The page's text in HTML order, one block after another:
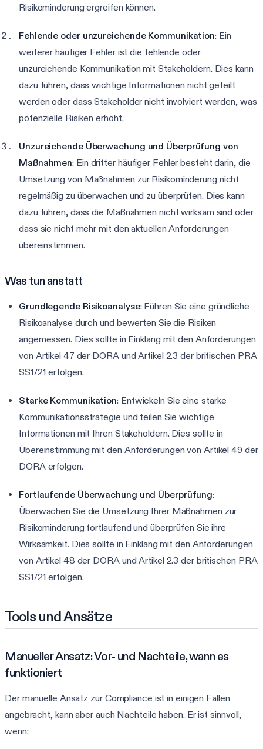
Risikominderung ergreifen können.
Fehlende oder unzureichende Kommunikation: Ein
weiterer häufiger Fehler ist die fehlende oder
unzureichende Kommunikation mit Stakeholdern. Dies kann
dazu führen, dass wichtige Informationen nicht geteilt
werden oder dass Stakeholder nicht involviert werden, was
potenzielle Risiken erhöht.
Unzureichende Überwachung und Überprüfung von
Maßnahmen: Ein dritter häufiger Fehler besteht darin, die
Umsetzung von Maßnahmen zur Risikominderung nicht
regelmäßig zu überwachen und zu überprüfen. Dies kann
dazu führen, dass die Maßnahmen nicht wirksam sind oder
dass sie nicht mehr mit den aktuellen Anforderungen
übereinstimmen.
Was tun anstatt
Grundlegende Risikoanalyse: Führen Sie eine gründliche
Risikoanalyse durch und bewerten Sie die Risiken
angemessen. Dies sollte in Einklang mit den Anforderungen
von Artikel 47 der DORA und Artikel 2.3 der britischen PRA
SS1/21 erfolgen.
Starke Kommunikation: Entwickeln Sie eine starke
Kommunikationsstrategie und teilen Sie wichtige
Informationen mit Ihren Stakeholdern. Dies sollte in
Übereinstimmung mit den Anforderungen von Artikel 49 der
DORA erfolgen.
Fortlaufende Überwachung und Überprüfung:
Überwachen Sie die Umsetzung Ihrer Maßnahmen zur
Risikominderung fortlaufend und überprüfen Sie ihre
Wirksamkeit. Dies sollte in Einklang mit den Anforderungen
von Artikel 48 der DORA und Artikel 2.3 der britischen PRA
SS1/21 erfolgen.
Tools und Ansätze
Manueller Ansatz: Vor- und Nachteile, wann es
funktioniert
Der manuelle Ansatz zur Compliance ist in einigen Fällen
angebracht, kann aber auch Nachteile haben. Er ist sinnvoll,
wenn: